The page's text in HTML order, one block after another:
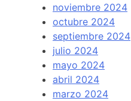
noviembre 2024
octubre 2024
septiembre 2024
julio 2024
mayo 2024
abril 2024
marzo 2024